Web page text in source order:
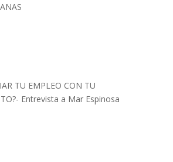
TU EMPLEO CON TU
Entrevista a Mar Espinosa